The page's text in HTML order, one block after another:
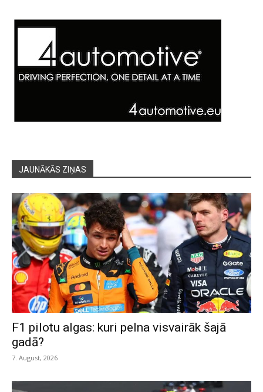
JAUNĀKĀS ZIŅAS
F1 pilotu algas: kuri pelna visvairāk šajā
gadā?
7. August, 2026